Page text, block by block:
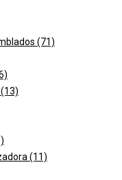
(71)
(13)
(11)